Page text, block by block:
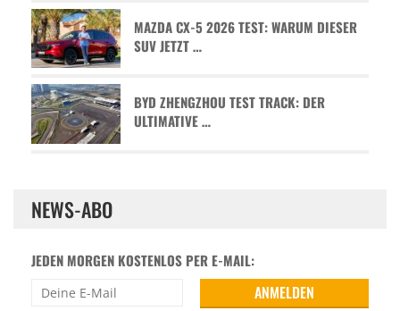
MAZDA CX-5 2026 TEST: WARUM DIESER
SUV JETZT …
BYD ZHENGZHOU TEST TRACK: DER
ULTIMATIVE …
NEWS-ABO
JEDEN MORGEN KOSTENLOS PER E-MAIL: